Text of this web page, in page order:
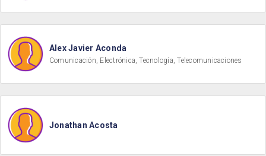
Alex Javier Aconda
Comunicación, Electrónica, Tecnología, Telecomunicaciones
Jonathan Acosta